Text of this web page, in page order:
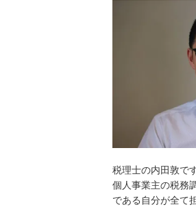
税理士の内田敦です
個人事業主の税務
である自分が全て